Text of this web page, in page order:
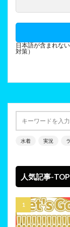
日本語が含まれな
対策）
水着 実況
人気記事-